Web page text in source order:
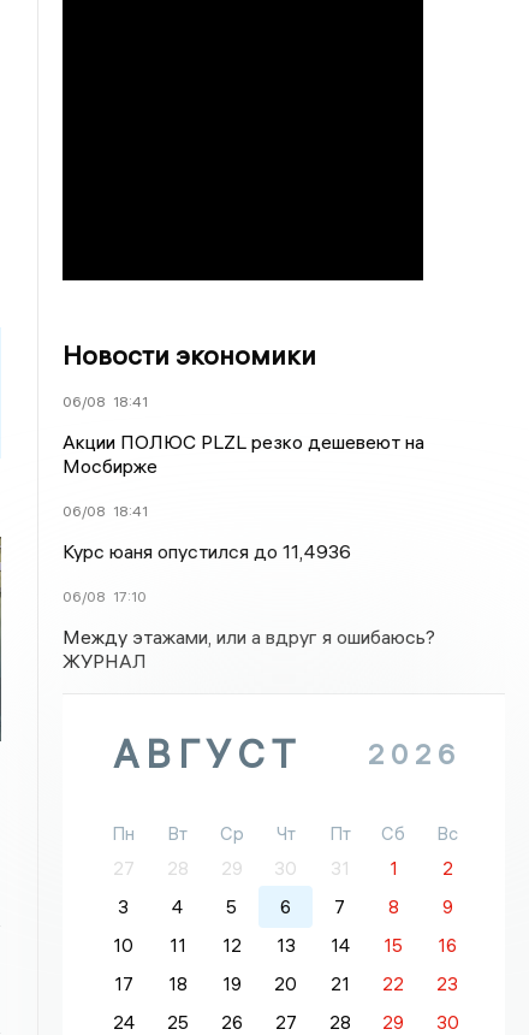
Новости экономики
06/08 18:41
Акции ПОЛЮС PLZL резко дешевеют на
Мосбирже
06/08 18:41
Курс юаня опустился до 11,4936
06/08 17:10
Между этажами, или а вдруг я ошибаюсь?
ЖУРНАЛ
АВГУСТ 2026
Пн Вт Ср Чт Пт Сб
Вс
27
28 29 30 31 1
2
3
4 5 6 7 8
9
10
11 12 13 14 15
16
17
18 19 20 21 22
23
24
25 26 27 28 29
30